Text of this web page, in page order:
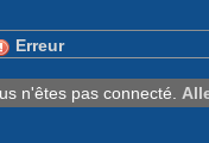
Erreur
n'êtes pas connecté.